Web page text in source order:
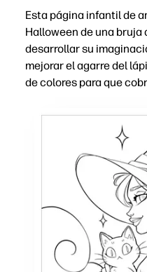
Esta página infantil de
Halloween de una bruja
desarrollar su
mejorar el agarre del
de colores para que
Comodidad de
Mantiene a tu hijo
Ayuda a su hijo a
Funciona con